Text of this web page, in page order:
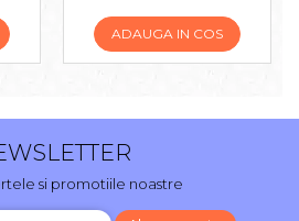
ADAUGA IN COS
si promotiile noastre